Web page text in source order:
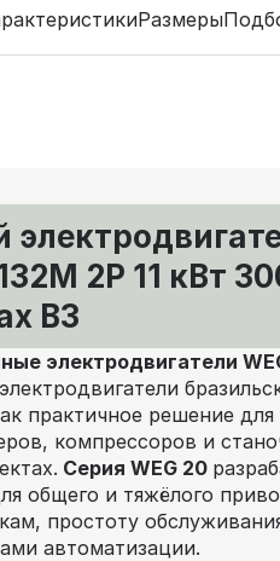
Размеры
2P 11 кВт
В3
электродвигатели
практичное решение
компрессоров и
Серия WEG 20
общего и тяжёлого
простоту
автоматизации.